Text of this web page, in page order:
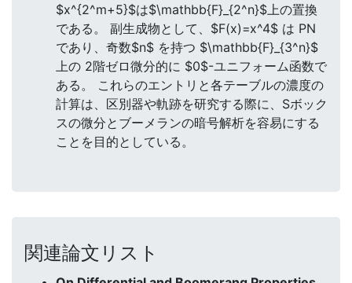
$x^{2^m+5}$は$\mathbb{F}_{2^n}$上の置換
である。 副生成物として、$F(x)=x^4$ は PN
であり、奇数$n$ を持つ $\mathbb{F}_{3^n}$
上の 2階ゼロ微分的に $0$-ユニフォーム函数で
ある。 これらのエントリと各テーブルの濃度の
計算は、区別器や軌跡を研究する際に、Sボック
スの微分とブーメランの暗号解析を容易にする
ことを目的としている。
関連論文リスト